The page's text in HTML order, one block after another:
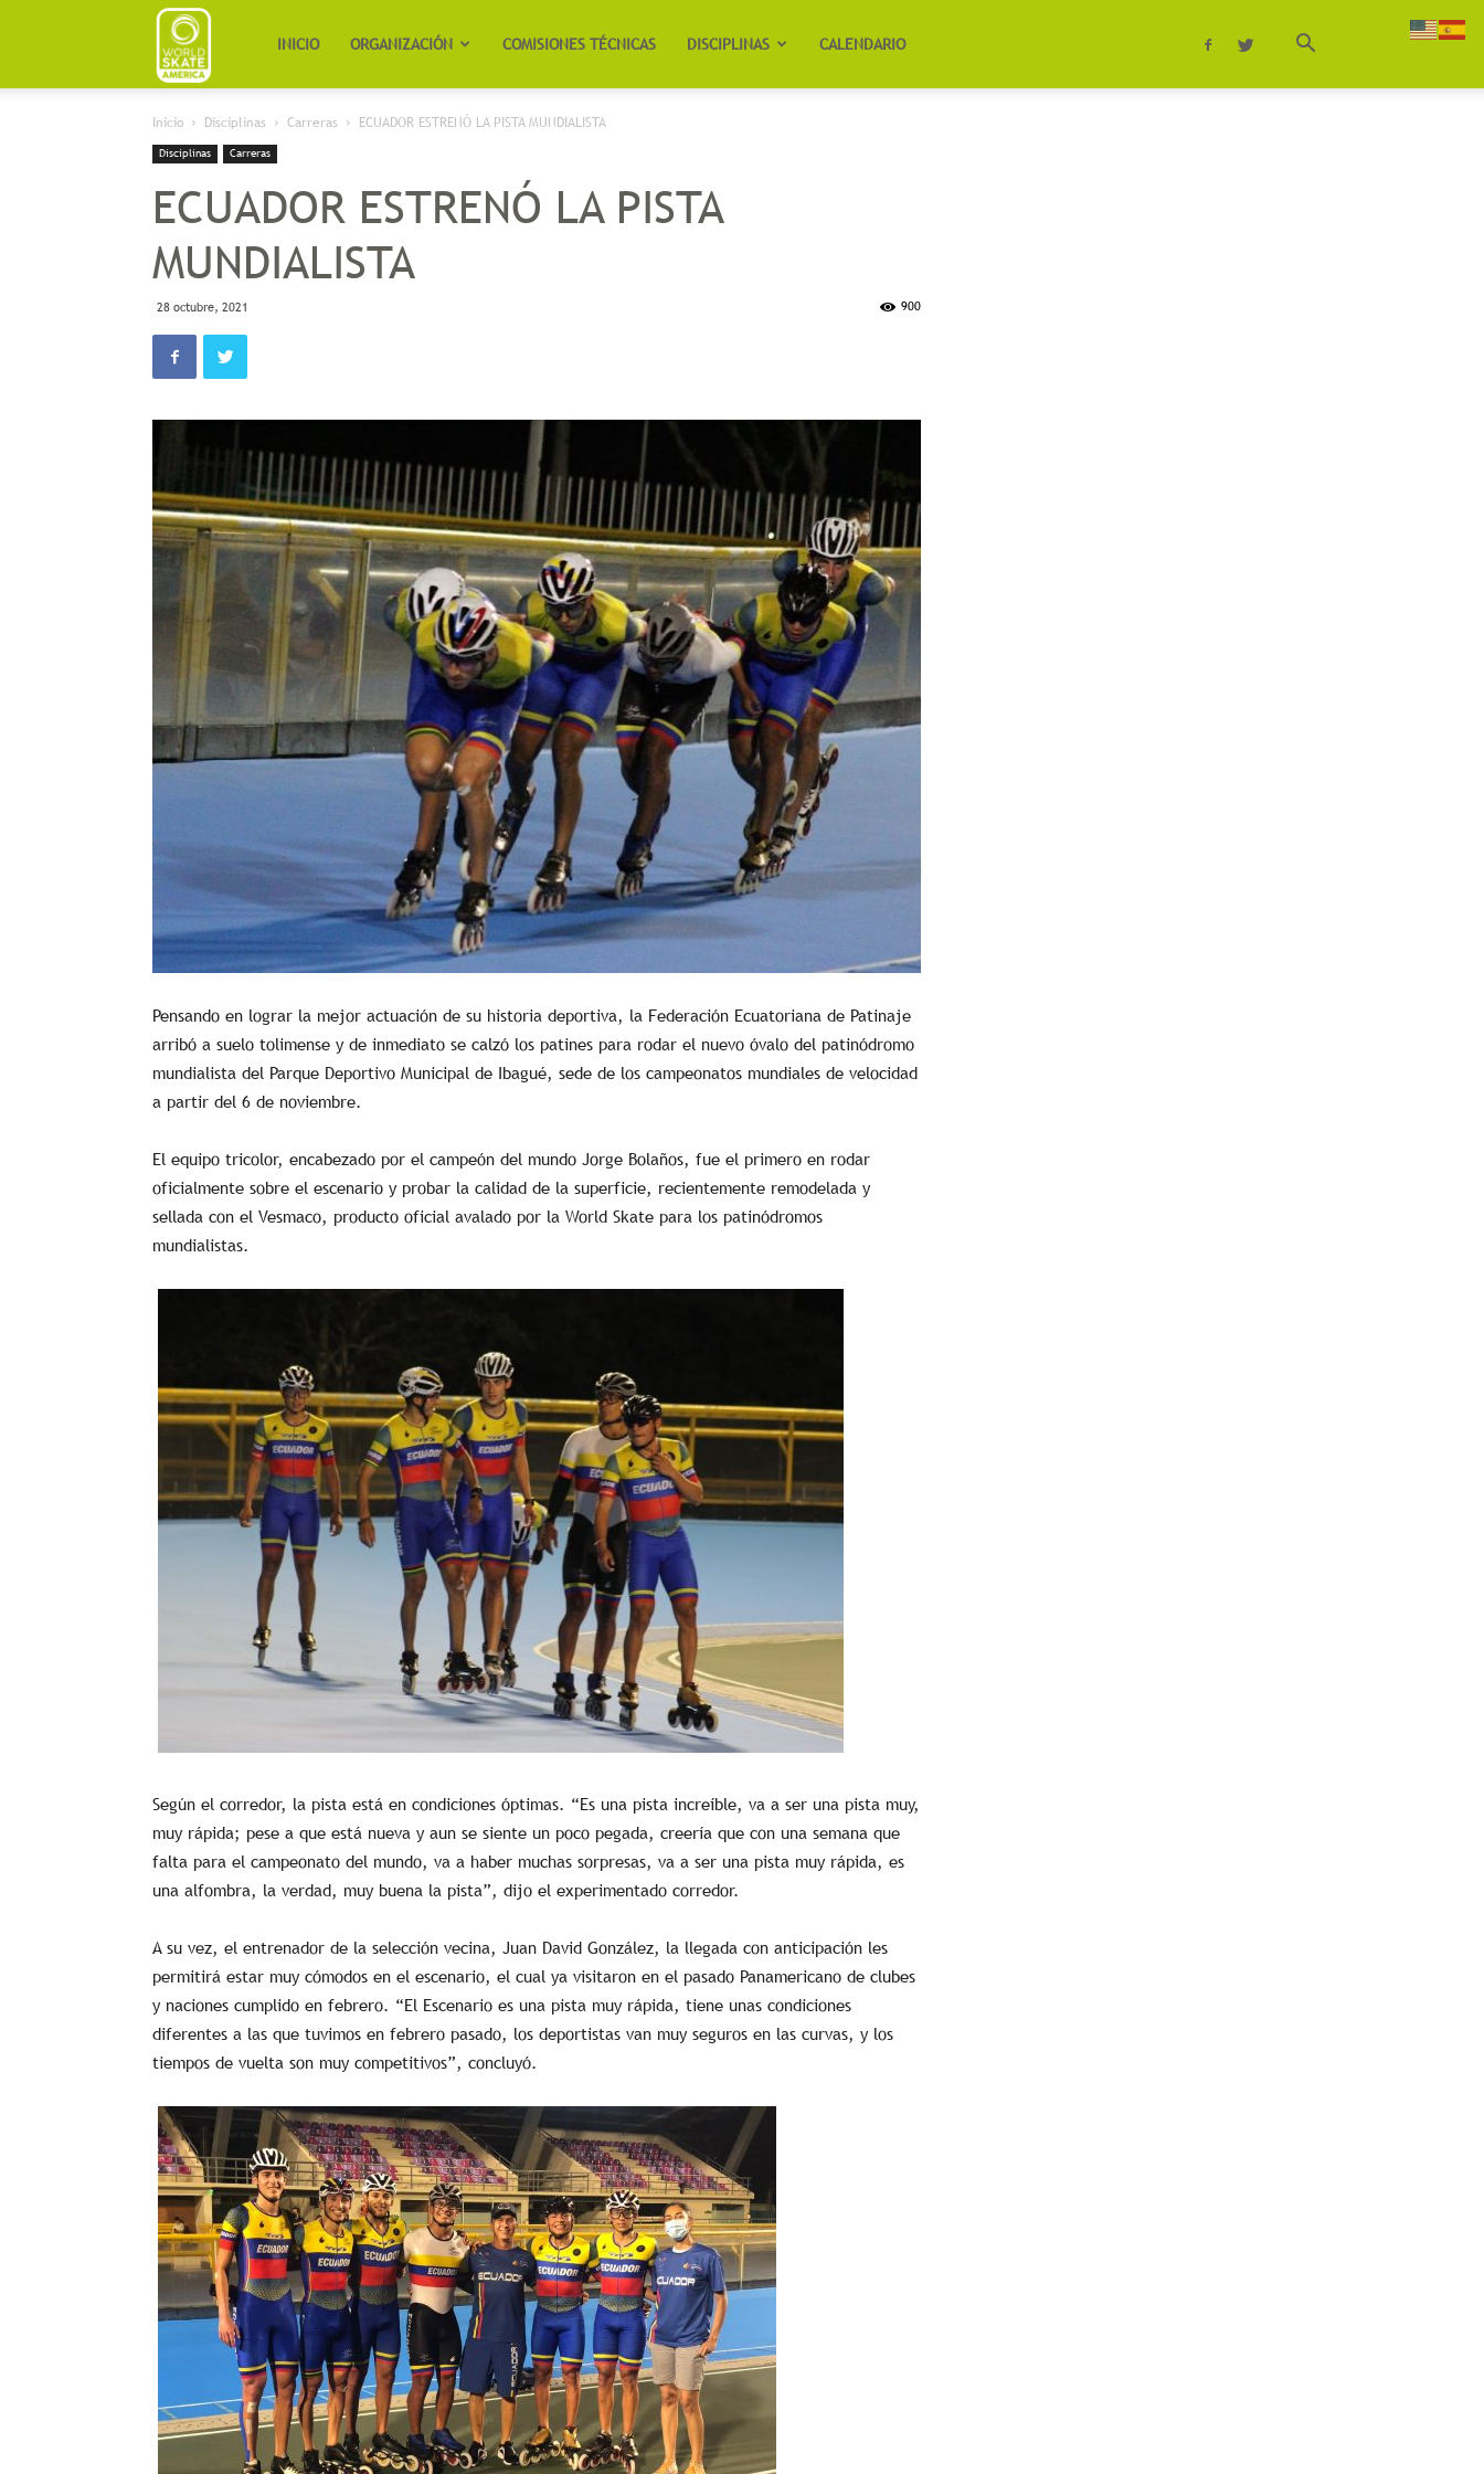
Worldskate
America
INICIO ORGANIZACIÓN COMISIONES TÉCNICAS DISCIPLINAS CALENDARIO
Inicio Disciplinas Carreras ECUADOR ESTRENÓ LA PISTA MUNDIALISTA
Disciplinas Carreras
ECUADOR ESTRENÓ LA PISTA
MUNDIALISTA
28 octubre, 2021 900
Pensando en lograr la mejor actuación de su historia deportiva, la Federación Ecuatoriana de Patinaje
arribó a suelo tolimense y de inmediato se calzó los patines para rodar el nuevo óvalo del patinódromo
mundialista del Parque Deportivo Municipal de Ibagué, sede de los campeonatos mundiales de velocidad
a partir del 6 de noviembre.
El equipo tricolor, encabezado por el campeón del mundo Jorge Bolaños, fue el primero en rodar
oficialmente sobre el escenario y probar la calidad de la superficie, recientemente remodelada y
sellada con el Vesmaco, producto oficial avalado por la World Skate para los patinódromos
mundialistas.
Según el corredor, la pista está en condiciones óptimas. “Es una pista increíble, va a ser una pista muy,
muy rápida; pese a que está nueva y aun se siente un poco pegada, creería que con una semana que
falta para el campeonato del mundo, va a haber muchas sorpresas, va a ser una pista muy rápida, es
una alfombra, la verdad, muy buena la pista”, dijo el experimentado corredor.
A su vez, el entrenador de la selección vecina, Juan David González, la llegada con anticipación les
permitirá estar muy cómodos en el escenario, el cual ya visitaron en el pasado Panamericano de clubes
y naciones cumplido en febrero. “El Escenario es una pista muy rápida, tiene unas condiciones
diferentes a las que tuvimos en febrero pasado, los deportistas van muy seguros en las curvas, y los
tiempos de vuelta son muy competitivos”, concluyó.